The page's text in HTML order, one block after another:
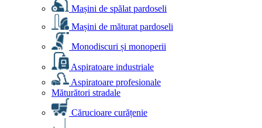
Mașini de spălat pardoseli
Mașini de măturat pardoseli
Monodiscuri și monoperii
Aspiratoare industriale
Aspiratoare profesionale
Măturători stradale
Cărucioare curățenie